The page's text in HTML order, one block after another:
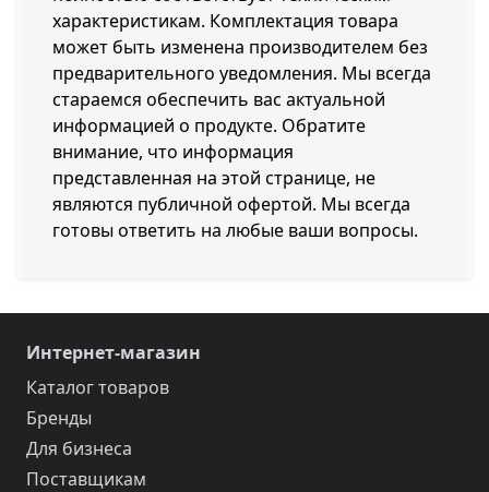
характеристикам. Комплектация товара
может быть изменена производителем без
предварительного уведомления. Мы всегда
стараемся обеспечить вас актуальной
информацией о продукте. Обратите
внимание, что информация
представленная на этой странице, не
являются публичной офертой. Мы всегда
готовы ответить на любые ваши вопросы.
Интернет-магазин
Каталог товаров
Бренды
Для бизнеса
Поставщикам